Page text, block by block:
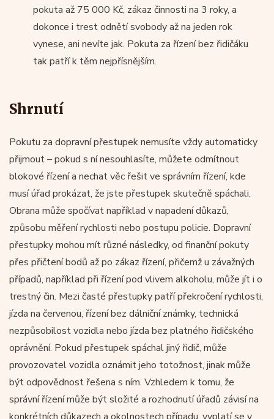
pokuta až 75 000 Kč, zákaz činnosti na 3 roky, a
dokonce i trest odnětí svobody až na jeden rok
vynese, ani nevíte jak. Pokuta za řízení bez řidičáku
tak patří k těm nejpřísnějším.
Shrnutí
Pokutu za dopravní přestupek nemusíte vždy automaticky
přijmout – pokud s ní nesouhlasíte, můžete odmítnout
blokové řízení a nechat věc řešit ve správním řízení, kde
musí úřad prokázat, že jste přestupek skutečně spáchali.
Obrana může spočívat například v napadení důkazů,
způsobu měření rychlosti nebo postupu policie. Dopravní
přestupky mohou mít různé následky, od finanční pokuty
přes přičtení bodů až po zákaz řízení, přičemž u závažných
případů, například při řízení pod vlivem alkoholu, může jít i o
trestný čin. Mezi časté přestupky patří překročení rychlosti,
jízda na červenou, řízení bez dálniční známky, technická
nezpůsobilost vozidla nebo jízda bez platného řidičského
oprávnění. Pokud přestupek spáchal jiný řidič, může
provozovatel vozidla oznámit jeho totožnost, jinak může
být odpovědnost řešena s ním. Vzhledem k tomu, že
správní řízení může být složité a rozhodnutí úřadů závisí na
konkrétních důkazech a okolnostech případu, vyplatí se v